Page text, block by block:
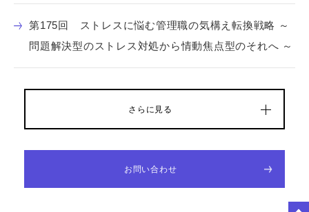
第175回 ストレスに悩む管理職の気構え転換戦略 ～
問題解決型のストレス対処から情動焦点型のそれへ ～
さらに見る
お問い合わせ